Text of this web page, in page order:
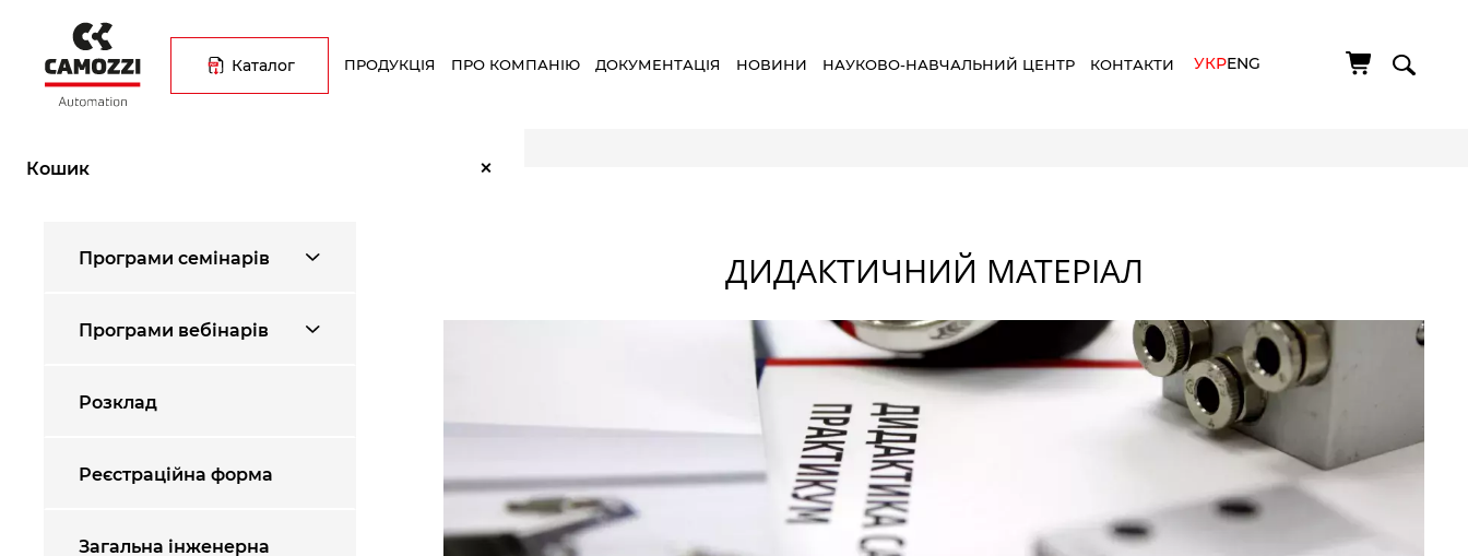
основного
вмісту
Каталог ПРОДУКЦІЯ ПРО КОМПАНІЮ ДОКУМЕНТАЦІЯ НОВИНИ НАУКОВО-НАВЧАЛЬНИЙ ЦЕНТР КОНТАКТИ УКРENG
Кошик ×
навіґації
науково
центр
Програми семінарів
Програми вебінарів
Розклад
Реєстраційна форма
Загальна інженерна
ДИДАКТИЧНИЙ МАТЕРІАЛ